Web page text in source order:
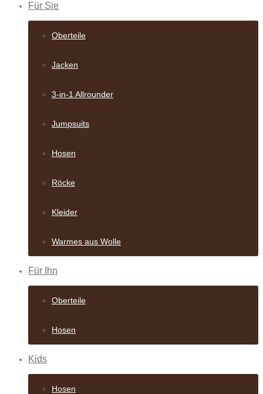
Für Sie
Oberteile
Jacken
3-in-1 Allrounder
Jumpsuits
Hosen
Röcke
Kleider
Warmes aus Wolle
Für Ihn
Oberteile
Hosen
Kids
Hosen